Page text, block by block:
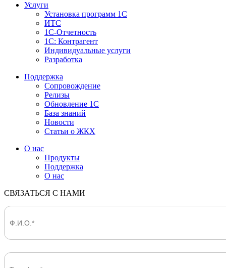
Услуги
Установка программ 1С
ИТС
1С-Отчетность
1С: Контрагент
Индивидуальные услуги
Разработка
Поддержка
Сопровождение
Релизы
Обновление 1С
База знаний
Новости
Статьи о ЖКХ
О нас
Продукты
Поддержка
О нас
СВЯЗАТЬСЯ С НАМИ